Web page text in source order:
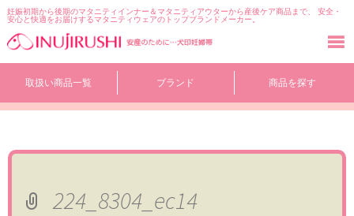
妊娠初期から後期のマタニティインナー＆マタニティアウターから産後ケア商品まで、 安全・
安心と快適をお届けするマタニティウェアのトップブランドメーカー。
テ
取扱い商品一覧 ブランド 商品を探す
224_8304_ec14